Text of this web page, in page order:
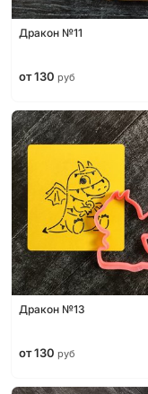
Дракон №11
от 130 руб
Дракон №13
от 130 руб